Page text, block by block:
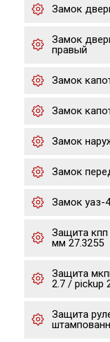
Замок
Замок
правый
Замок
Замок
Замок
Замок
Замок уаз-
Защита кпп
мм 27.3255
Защита
2.7 / pickup
Защита